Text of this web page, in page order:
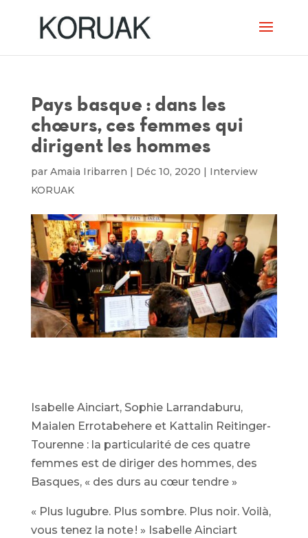
Pays basque : dans les
chœurs, ces femmes qui
dirigent les hommes
par Amaia Iribarren | Déc 10, 2020 | Interview
KORUAK
Isabelle Ainciart, Sophie Larrandaburu,
Maialen Errotabehere et Kattalin Reitinger-
Tourenne : la particularité de ces quatre
femmes est de diriger des hommes, des
Basques, « des durs au cœur tendre »
« Plus lugubre. Plus sombre. Plus noir. Voilà,
vous tenez la note ! » Isabelle Ainciart